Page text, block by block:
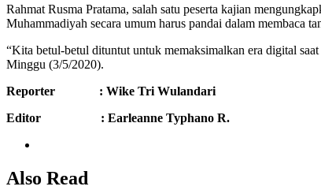
Rahmat Rusma Pratama, salah satu peserta kajian
Muhammadiyah secara umum harus pandai dalam membaca
“Kita betul-betul dituntut untuk memaksimalkan era digital
Minggu (3/5/2020).
Reporter : Wike Tri Wulandari
Editor : Earleanne Typhano R.
Also Read